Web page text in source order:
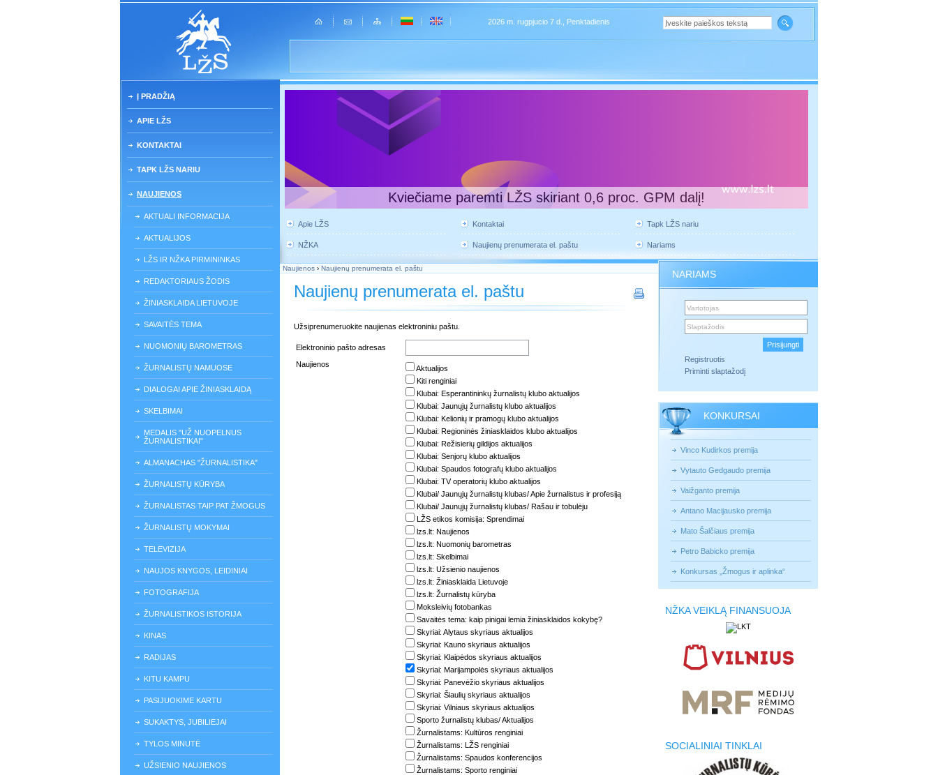
2026 m. rugpjucio 7 d., Penktadienis
Į PRADŽIĄ
APIE LŽS
KONTAKTAI
TAPK LŽS NARIU
NAUJIENOS
AKTUALI INFORMACIJA
AKTUALIJOS
LŽS IR NŽKA PIRMININKAS
REDAKTORIAUS ŽODIS
ŽINIASKLAIDA LIETUVOJE
SAVAITĖS TEMA
NUOMONIŲ BAROMETRAS
ŽURNALISTŲ NAMUOSE
DIALOGAI APIE ŽINIASKLAIDĄ
SKELBIMAI
MEDALIS "UŽ NUOPELNUS
ŽURNALISTIKAI"
ALMANACHAS "ŽURNALISTIKA"
ŽURNALISTŲ KŪRYBA
ŽURNALISTAS TAIP PAT ŽMOGUS
ŽURNALISTŲ MOKYMAI
TELEVIZIJA
NAUJOS KNYGOS, LEIDINIAI
FOTOGRAFIJA
ŽURNALISTIKOS ISTORIJA
KINAS
RADIJAS
KITU KAMPU
PASIJUOKIME KARTU
SUKAKTYS, JUBILIEJAI
TYLOS MINUTĖ
UŽSIENIO NAUJIENOS
Kviečiame paremti LŽS skiriant 0,6 proc. GPM dalį!
Apie LŽS Kontaktai Tapk LŽS nariu
NŽKA Naujienų prenumerata el. paštu Nariams
Naujienos › Naujienų prenumerata el. paštu
Naujienų prenumerata el. paštu
Užsiprenumeruokite naujienas elektroniniu paštu.
Elektroninio pašto adresas
Naujienos
Aktualijos
Kiti renginiai
Klubai: Esperantininkų žurnalistų klubo aktualijos
Klubai: Jaunųjų žurnalistų klubo aktualijos
Klubai: Kelionių ir pramogų klubo aktualijos
Klubai: Regioninės žiniasklaidos klubo aktualijos
Klubai: Režisierių gildijos aktualijos
Klubai: Senjorų klubo aktualijos
Klubai: Spaudos fotografų klubo aktualijos
Klubai: TV operatorių klubo aktualijos
Klubai/ Jaunųjų žurnalistų klubas/ Apie žurnalistus ir profesiją
Klubai/ Jaunųjų žurnalistų klubas/ Rašau ir tobulėju
LŽS etikos komisija: Sprendimai
lzs.lt: Naujienos
lzs.lt: Nuomonių barometras
lzs.lt: Skelbimai
lzs.lt: Užsienio naujienos
lzs.lt: Žiniasklaida Lietuvoje
lzs.lt: Žurnalistų kūryba
Moksleivių fotobankas
Savaitės tema: kaip pinigai lemia žiniasklaidos kokybę?
Skyriai: Alytaus skyriaus aktualijos
Skyriai: Kauno skyriaus aktualijos
Skyriai: Klaipėdos skyriaus aktualijos
Skyriai: Marijampolės skyriaus aktualijos
Skyriai: Panevėžio skyriaus aktualijos
Skyriai: Šiaulių skyriaus aktualijos
Skyriai: Vilniaus skyriaus aktualijos
Sporto žurnalistų klubas/ Aktualijos
Žurnalistams: Kultūros renginiai
Žurnalistams: LŽS renginiai
Žurnalistams: Spaudos konferencijos
Žurnalistams: Sporto renginiai
NARIAMS
Registruotis
Priminti slaptažodį
KONKURSAI
Vinco Kudirkos premija
Vytauto Gedgaudo premija
Vaižganto premija
Antano Macijausko premija
Mato Šalčiaus premija
Petro Babicko premija
Konkursas „Žmogus ir aplinka“
NŽKA VEIKLĄ FINANSUOJA
SOCIALINIAI TINKLAI